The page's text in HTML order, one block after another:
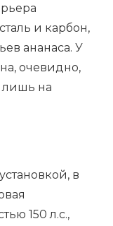
и карбон,
ананаса. У
очевидно,
лишь на
в
150 л.с.,